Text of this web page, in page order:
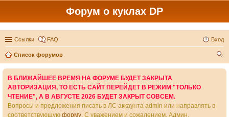
Форум о куклах DP
Ссылки FAQ Вход
Список форумов
В БЛИЖАЙШЕЕ ВРЕМЯ НА ФОРУМЕ БУДЕТ ЗАКРЫТА
АВТОРИЗАЦИЯ, ТО ЕСТЬ САЙТ ПЕРЕЙДЕТ В РЕЖИМ "ТОЛЬКО
ЧТЕНИЕ", А В АВГУСТЕ 2026 БУДЕТ ЗАКРЫТ СОВСЕМ.
Вопросы и предложения писать в ЛС аккаунта admin или направлять в
соответствующую форму. С уважением и сожалением, Админ.